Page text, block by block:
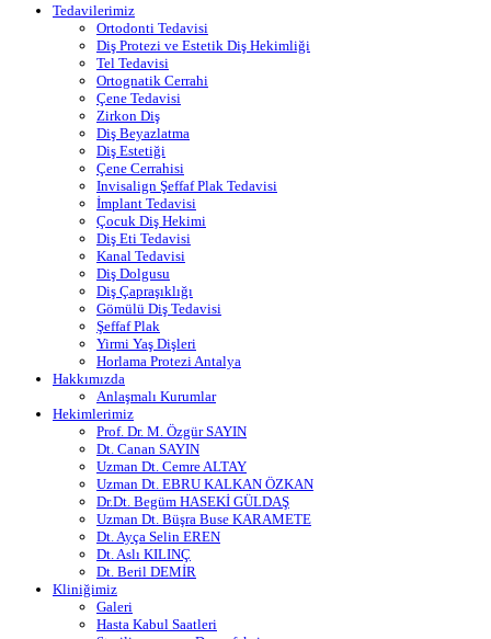
Tedavilerimiz
Ortodonti Tedavisi
Diş Protezi ve Estetik Diş Hekimliği
Tel Tedavisi
Ortognatik Cerrahi
Çene Tedavisi
Zirkon Diş
Diş Beyazlatma
Diş Estetiği
Çene Cerrahisi
Invisalign Şeffaf Plak Tedavisi
İmplant Tedavisi
Çocuk Diş Hekimi
Diş Eti Tedavisi
Kanal Tedavisi
Diş Dolgusu
Diş Çapraşıklığı
Gömülü Diş Tedavisi
Şeffaf Plak
Yirmi Yaş Dişleri
Horlama Protezi Antalya
Hakkımızda
Anlaşmalı Kurumlar
Hekimlerimiz
Prof. Dr. M. Özgür SAYIN
Dt. Canan SAYIN
Uzman Dt. Cemre ALTAY
Uzman Dt. EBRU KALKAN ÖZKAN
Dr.Dt. Begüm HASEKİ GÜLDAŞ
Uzman Dt. Büşra Buse KARAMETE
Dt. Ayça Selin EREN
Dt. Aslı KILINÇ
Dt. Beril DEMİR
Kliniğimiz
Galeri
Hasta Kabul Saatleri